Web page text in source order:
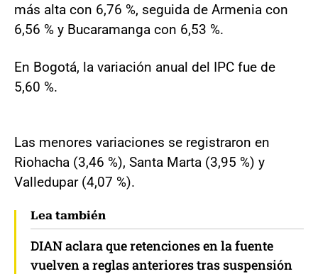
más alta con 6,76 %, seguida de Armenia con
6,56 % y Bucaramanga con 6,53 %.
En Bogotá, la variación anual del IPC fue de
5,60 %.
Las menores variaciones se registraron en
Riohacha (3,46 %), Santa Marta (3,95 %) y
Valledupar (4,07 %).
Lea también
DIAN aclara que retenciones en la fuente
vuelven a reglas anteriores tras suspensión